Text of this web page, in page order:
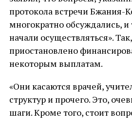
протокола встречи Бжания-
многократно обсуждались, и
начали осуществляться».
приостановлено
некоторым выплатам.
«Они касаются врачей,
структур и прочего. Это,
шаги. Кроме того, стоит